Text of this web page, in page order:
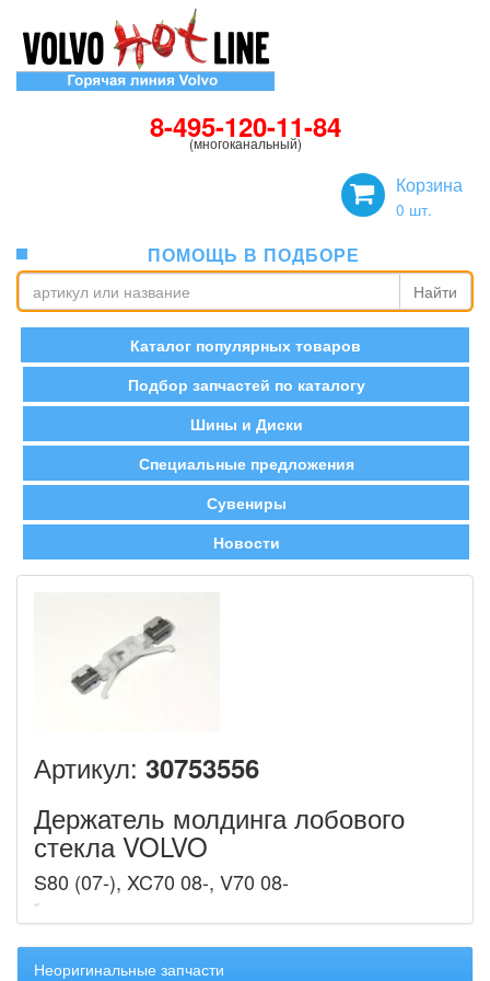
8-495-120-11-84
(многоканальный)
Корзина
0 шт.
ПОМОЩЬ В ПОДБОРЕ
Найти
Каталог популярных товаров
Подбор запчастей по каталогу
Шины и Диски
Специальные предложения
Сувениры
Новости
Артикул: 30753556
Держатель молдинга лобового
стекла VOLVO
S80 (07-), XC70 08-, V70 08-
Неоригинальные запчасти